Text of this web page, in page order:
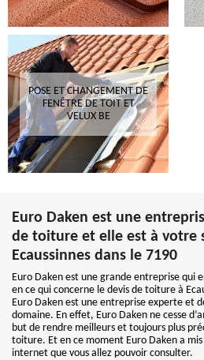
POSE ET CHANGEMENT DE
FENÊTRE DE TOIT ET
VELUX BE
Euro Daken est une
de toiture et elle est à votre
Ecaussinnes dans le 7190
Euro Daken est une grande entreprise qui
en ce qui concerne le devis de toiture à
Euro Daken est une entreprise experte et
domaine. En effet, Euro Daken ne cesse
but de rendre meilleurs et toujours plus
toiture. Et en ce moment Euro Daken a
internet que vous allez pouvoir consulter.